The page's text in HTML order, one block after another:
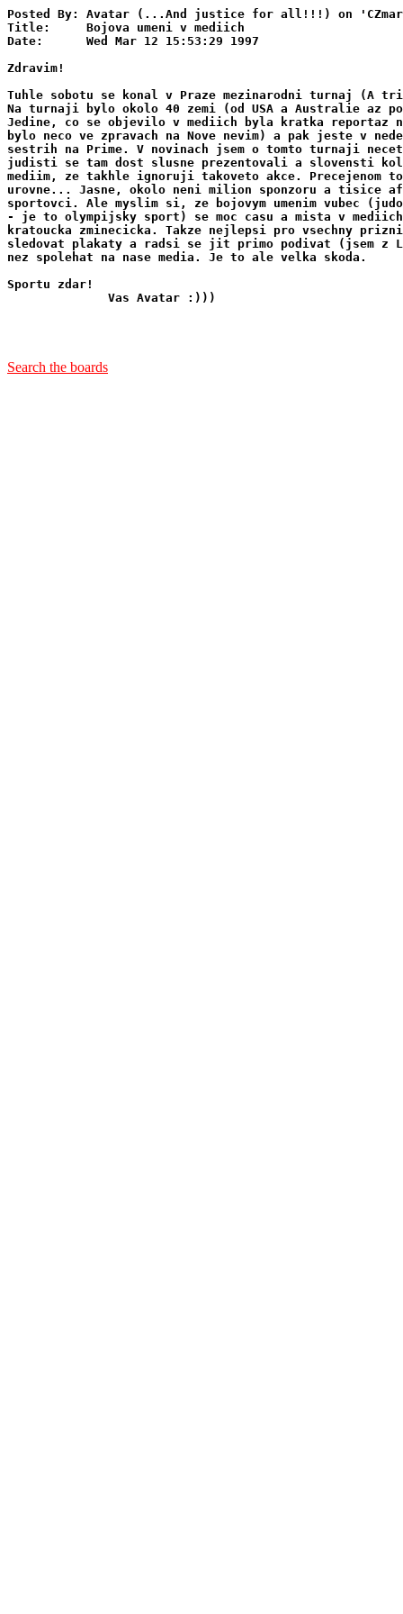
Posted By: Avatar (...And justice for all!!!) on
Title:     Bojova umeni v mediich
Date:      Wed Mar 12 15:53:29 1997
Zdravim!
Tuhle sobotu se konal v Praze mezinarodni turnaj (A
Na turnaji bylo okolo 40 zemi (od USA a Australie az
Jedine, co se objevilo v mediich byla kratka reportaz
bylo neco ve zpravach na Nove nevim) a pak jeste v
sestrih na Prime. V novinach jsem o tomto turnaji
judisti se tam dost slusne prezentovali a slovensti
mediim, ze takhle ignoruji takoveto akce. Precejenom
urovne... Jasne, okolo neni milion sponzoru a tisice
sportovci. Ale myslim si, ze bojovym umenim vubec
- je to olympijsky sport) se moc casu a mista v
kratoucka zminecicka. Takze nejlepsi pro vsechny
sledovat plakaty a radsi se jit primo podivat (jsem z
nez spolehat na nase media. Je to ale velka skoda.
Sportu zdar!
              Vas Avatar :)))
Search the boards